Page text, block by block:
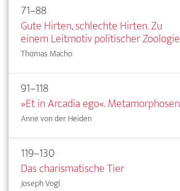
71–88
Gute Hirten, schlechte Hirten. Zu
einem Leitmotiv politischer Zoologie
Thomas Macho
91–118
»Et in Arcadia ego«. Metamorphosen
Anne von der Heiden
119–130
Das charismatische Tier
Joseph Vogl